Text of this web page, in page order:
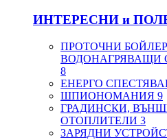
ИНТЕРЕСНИ и
ПРОТОЧНИ
ВОДОНАГРЯВАЩИ
8
ЕНЕРГО
ШПИОНОМАНИЯ 9
ГРАДИНСКИ,
ОТОПЛИТЕЛИ 3
ЗАРЯДНИ